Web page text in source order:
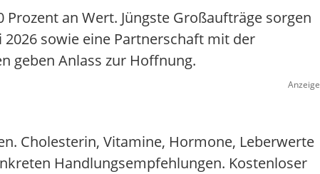
an Wert. Jüngste Großaufträge sorgen
sowie eine Partnerschaft mit der
geben Anlass zur Hoffnung.
Anzeige
Cholesterin, Vitamine, Hormone, Leberwerte
Handlungsempfehlungen. Kostenloser